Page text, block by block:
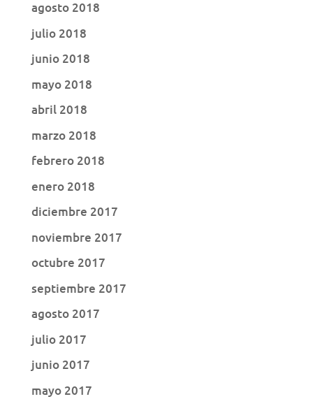
agosto 2018
julio 2018
junio 2018
mayo 2018
abril 2018
marzo 2018
febrero 2018
enero 2018
diciembre 2017
noviembre 2017
octubre 2017
septiembre 2017
agosto 2017
julio 2017
junio 2017
mayo 2017